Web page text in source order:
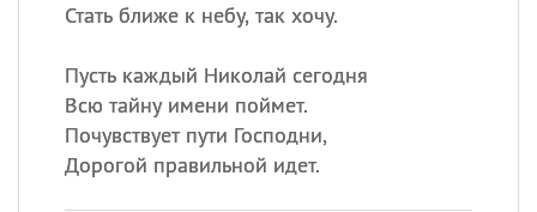
Стать ближе к небу, так хочу.
Пусть каждый Николай сегодня
Всю тайну имени поймет.
Почувствует пути Господни,
Дорогой правильной идет.